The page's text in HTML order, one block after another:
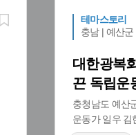
테마스토리
충남 | 예산군
대한광복
끈 독립운
충청남도 예산
운동가 일우 김